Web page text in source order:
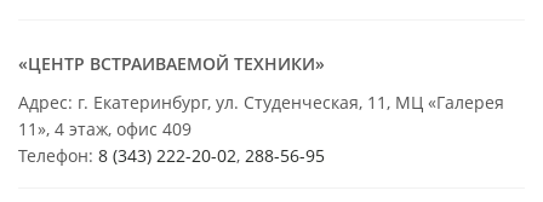
«ЦЕНТР ВСТРАИВАЕМОЙ ТЕХНИКИ»
Адрес: г. Екатеринбург, ул. Студенческая, 11, МЦ «Галерея
11», 4 этаж, офис 409
Телефон: 8 (343) 222-20-02, 288-56-95